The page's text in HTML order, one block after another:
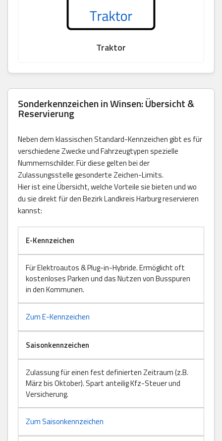
Traktor
Sonderkennzeichen in Winsen: Übersicht &
Reservierung
Neben dem klassischen Standard-Kennzeichen gibt es für
verschiedene Zwecke und Fahrzeugtypen spezielle
Nummernschilder. Für diese gelten bei der
Zulassungsstelle gesonderte Zeichen-Limits.
Hier ist eine Übersicht, welche Vorteile sie bieten und wo
du sie direkt für den Bezirk Landkreis Harburg reservieren
kannst:
E-Kennzeichen
Für Elektroautos & Plug-in-Hybride. Ermöglicht oft
kostenloses Parken und das Nutzen von Busspuren
in den Kommunen.
Zum E-Kennzeichen
Saisonkennzeichen
Zulassung für einen fest definierten Zeitraum (z.B.
März bis Oktober). Spart anteilig Kfz-Steuer und
Versicherung.
Zum Saisonkennzeichen